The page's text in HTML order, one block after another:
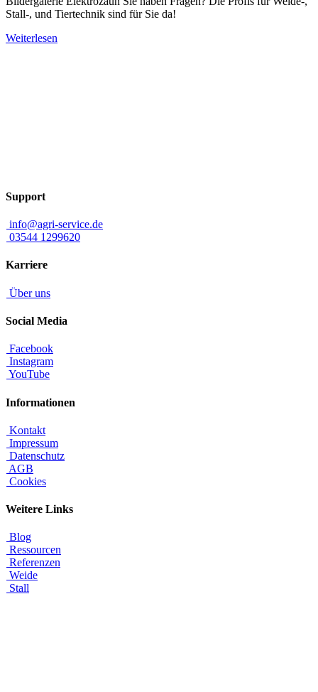
Stall-, und Tiertechnik sind für Sie da!
Weiterlesen
Support
info@agri-service.de
03544 1299620
Karriere
Über uns
Social Media
Facebook
Instagram
YouTube
Informationen
Kontakt
Impressum
Datenschutz
AGB
Cookies
Weitere Links
Blog
Ressourcen
Referenzen
Weide
Stall